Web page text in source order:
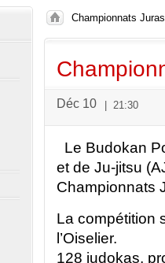
Championnats
Déc 10 21:30
Le Budokan
et de Ju-jitsu
Championnats
La compétition
l’Oiselier.
128 judokas,